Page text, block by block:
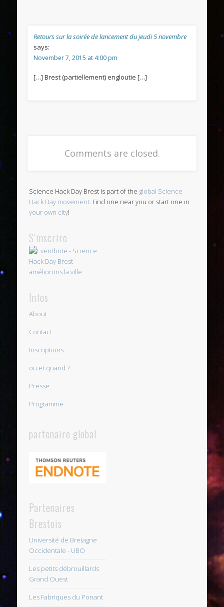
Retours sur la soirée de lancement du jeudi 5 novembre
says:
November 7, 2015 at 4:00 pm
[…] Brest (partiellement) engloutie […]
Comments are closed.
Science Hack Day Brest is part of the global Science
Hack Day movement. Find one near you or start one in
your own city!
S’inscrire
Infos
About
Contact
Inscriptions
ou et quand ?
Presse
Programme
partenaire global
Partenaires
Brestois
Université de Bretagne
Occidentale - UBO
Les petits débrouillards
Grand Ouest
Les Fabriques du Ponant